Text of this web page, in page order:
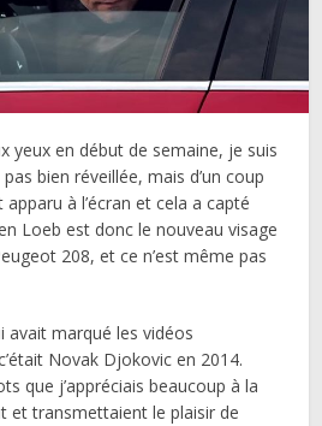
yeux en début de semaine, je suis
bien réveillée, mais d’un coup
à l’écran et cela a capté
Loeb est donc le nouveau visage
208, et ce n’est même pas
avait marqué les vidéos
Novak Djokovic en 2014.
que j’appréciais beaucoup à la
et transmettaient le plaisir de